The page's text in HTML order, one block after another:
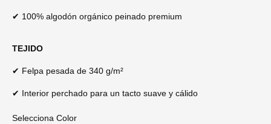
✔ 100% algodón orgánico peinado premium
TEJIDO
✔ Felpa pesada de 340 g/m²
✔ Interior perchado para un tacto suave y cálido
Selecciona Color